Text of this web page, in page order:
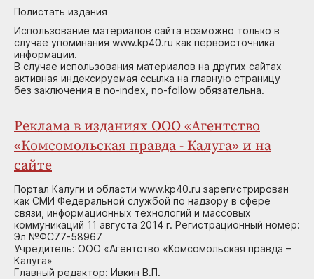
Полистать издания
Использование материалов сайта возможно только в
случае упоминания www.kp40.ru как первоисточника
информации.
В случае использования материалов на других сайтах
активная индексируемая ссылка на главную страницу
без заключения в no-index, no-follow обязательна.
Реклама в изданиях ООО «Агентство
«Комсомольская правда - Калуга» и на
сайте
Портал Калуги и области www.kp40.ru зарегистрирован
как СМИ Федеральной службой по надзору в сфере
связи, информационных технологий и массовых
коммуникаций 11 августа 2014 г. Регистрационный номер:
Эл №ФС77-58967
Учредитель: ООО «Агентство «Комсомольская правда –
Калуга»
Главный редактор: Ивкин В.П.